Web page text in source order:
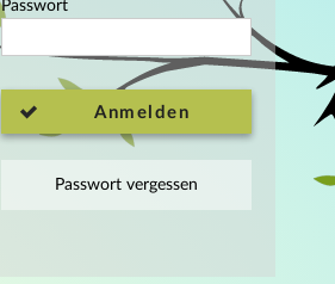
Passwort
Anmelden
Passwort vergessen